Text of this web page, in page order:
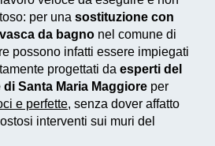
: per una sostituzione con
da bagno nel comune di
possono infatti essere impiegati
progettati da esperti del
Santa Maria Maggiore per
e perfette, senza dover affatto
interventi sui muri del